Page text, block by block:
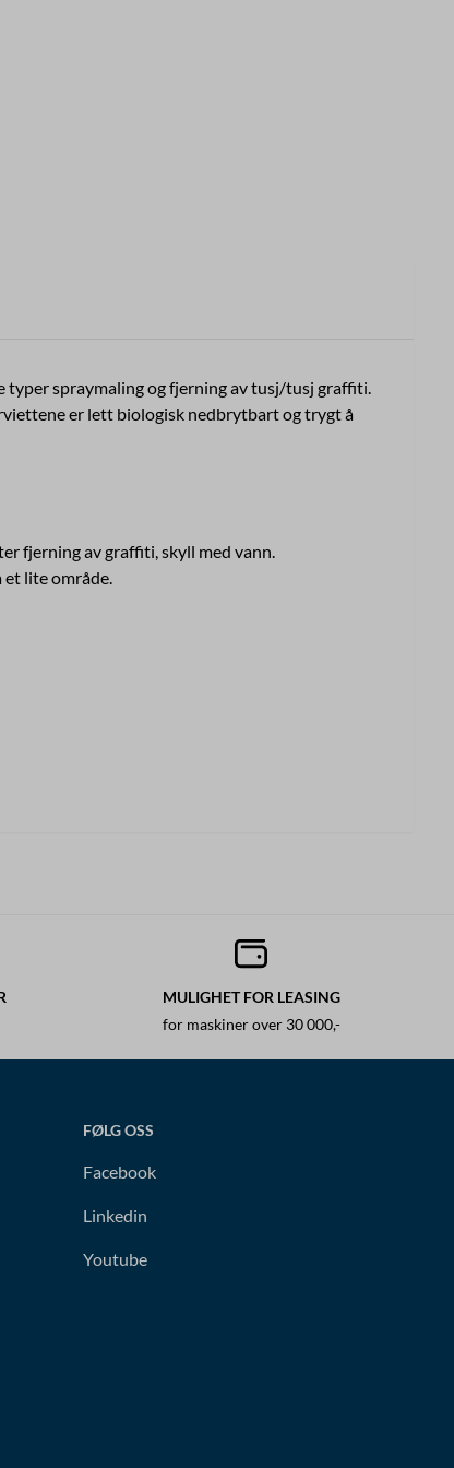
typer spraymaling og fjerning av tusj/tusj graffiti.
er lett biologisk nedbrytbart og trygt å
fjerning av graffiti, skyll med vann.
et lite område.
MULIGHET FOR LEASING
for maskiner over 30 000,-
FØLG OSS
Facebook
Linkedin
Youtube